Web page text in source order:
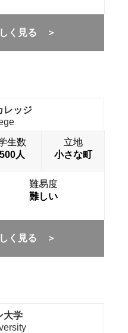
く見る ＞
レッジ
生数
500人
立地
小さな町
難易度
難しい
く見る ＞
大学